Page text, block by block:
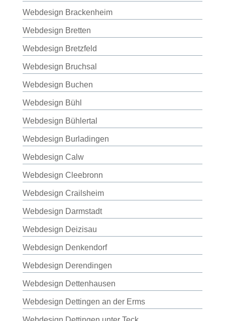
Webdesign Brackenheim
Webdesign Bretten
Webdesign Bretzfeld
Webdesign Bruchsal
Webdesign Buchen
Webdesign Bühl
Webdesign Bühlertal
Webdesign Burladingen
Webdesign Calw
Webdesign Cleebronn
Webdesign Crailsheim
Webdesign Darmstadt
Webdesign Deizisau
Webdesign Denkendorf
Webdesign Derendingen
Webdesign Dettenhausen
Webdesign Dettingen an der Erms